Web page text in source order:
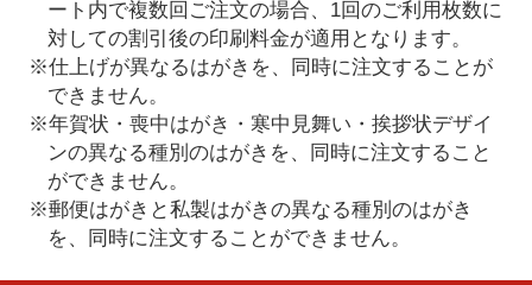
ート内で複数回ご注文の場合、1回のご利用枚数に
対しての割引後の印刷料金が適用となります。
※仕上げが異なるはがきを、同時に注文することが
できません。
※年賀状・喪中はがき・寒中見舞い・挨拶状デザイ
ンの異なる種別のはがきを、同時に注文すること
ができません。
※郵便はがきと私製はがきの異なる種別のはがき
を、同時に注文することができません。